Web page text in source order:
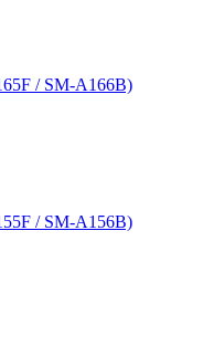
/ SM-A166B)
/ SM-A156B)